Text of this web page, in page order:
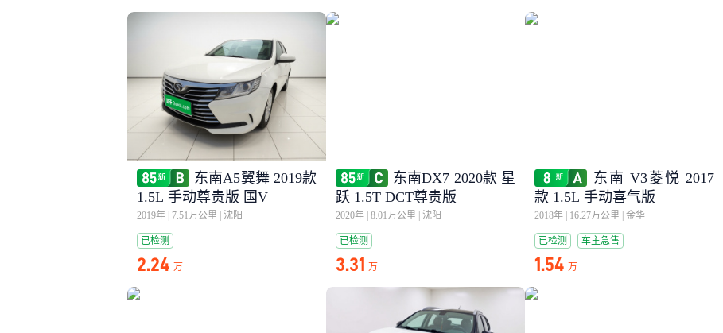
东南A5翼舞 2019款
1.5L 手动尊贵版 国V
2019年 7.51万公里 沈阳
已检测
2.24 万
东南DX7 2020款 星
跃 1.5T DCT尊贵版
2020年 8.01万公里 沈阳
已检测
3.31 万
东南 V3菱悦 2017
款 1.5L 手动喜气版
2018年 16.27万公里 金华
已检测 车主急售
1.54 万